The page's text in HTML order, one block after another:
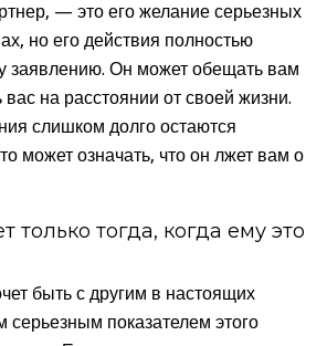
— это его желание серьезных
но его действия полностью
заявлению. Он может обещать вам
на расстоянии от своей жизни.
слишком долго остаются
может означать, что он лжет вам о
только тогда, когда ему это
быть с другим в настоящих
показателем этого